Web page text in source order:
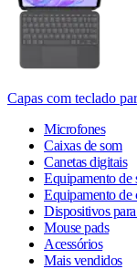
Capas com teclado
Microfones
Caixas de som
Canetas digitais
Equipamento de
Equipamento de
Dispositivos
Mouse pads
Acessórios
Mais vendidos